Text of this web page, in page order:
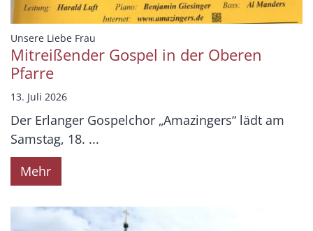
Unsere Liebe Frau
Mitreißender Gospel in der Oberen
Pfarre
13. Juli 2026
Der Erlanger Gospelchor „Amazingers“ lädt am
Samstag, 18. ...
Mehr